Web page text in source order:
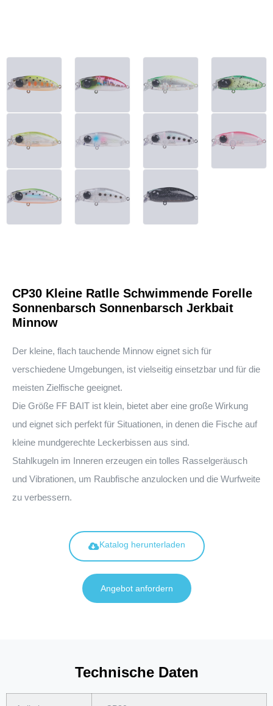
CP30 Kleine Ratlle Schwimmende Forelle
Sonnenbarsch Sonnenbarsch Jerkbait
Minnow
Der kleine, flach tauchende Minnow eignet sich für
verschiedene Umgebungen, ist vielseitig einsetzbar und für die
meisten Zielfische geeignet.
Die Größe FF BAIT ist klein, bietet aber eine große Wirkung
und eignet sich perfekt für Situationen, in denen die Fische auf
kleine mundgerechte Leckerbissen aus sind.
Stahlkugeln im Inneren erzeugen ein tolles Rasselgeräusch
und Vibrationen, um Raubfische anzulocken und die Wurfweite
zu verbessern.
Katalog herunterladen
Angebot anfordern
Technische Daten